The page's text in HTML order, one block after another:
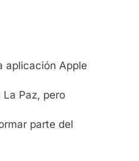
aplicación Apple
Paz, pero
parte del